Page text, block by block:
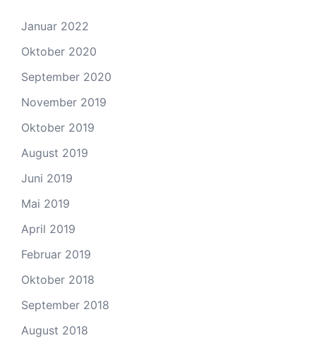
Januar 2022
Oktober 2020
September 2020
November 2019
Oktober 2019
August 2019
Juni 2019
Mai 2019
April 2019
Februar 2019
Oktober 2018
September 2018
August 2018